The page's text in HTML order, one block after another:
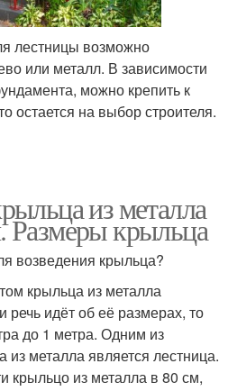
лестницы возможно
или металл. В зависимости
можно крепить к
остается на выбор строителя.
из металла
Размеры крыльца
возведения крыльца?
крыльца из металла
речь идёт об её размерах, то
до 1 метра. Одним из
из металла является лестница.
крыльцо из металла в 80 см,